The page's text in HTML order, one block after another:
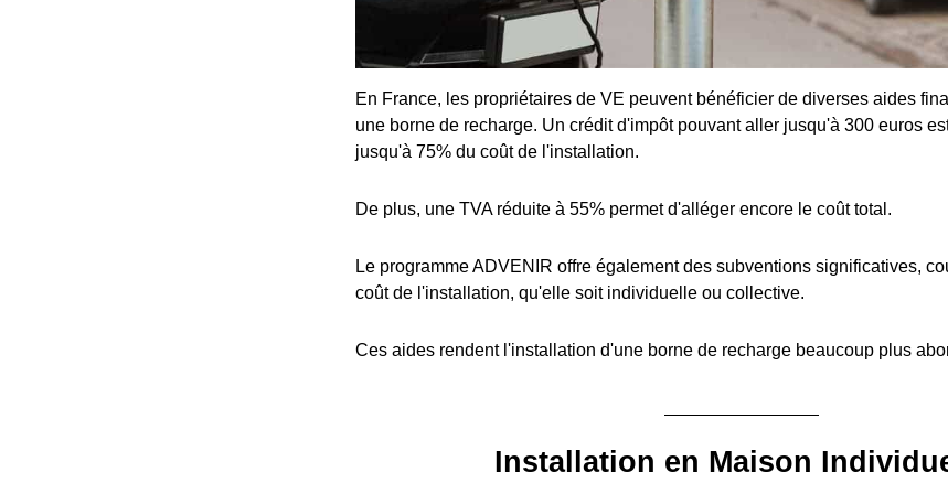
En France, les propriétaires de VE peuvent bénéficier de diverses aides
une borne de recharge. Un crédit d'impôt pouvant aller jusqu'à 300 euros
jusqu'à 75% du coût de l'installation.
De plus, une TVA réduite à 55% permet d'alléger encore le coût total.
Le programme ADVENIR offre également des subventions significatives,
coût de l'installation, qu'elle soit individuelle ou collective.
Ces aides rendent l'installation d'une borne de recharge beaucoup plus
Installation en Maison